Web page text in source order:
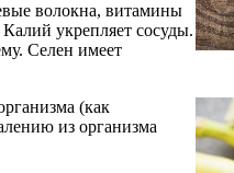
волокна, витамины
укрепляет сосуды.
Селен имеет
(как
из организма